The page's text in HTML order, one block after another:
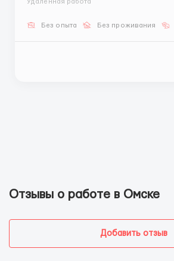
результат Финансовые условия: 20% от оборота
Удаленная работа
Без опыта Без проживания
Отзывы о работе в Омске
Добавить отзыв